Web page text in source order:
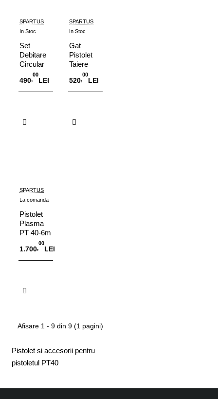
Pistolet si accesorii pentru
pistoletul PT40
SPARTUS
In Stoc
Set
Debitare
Circular
Pistolet
PT40
490,
00
LEI
SPARTUS
In Stoc
Gat
Pistolet
Taiere
Plasma
PT40
520,
00
LEI
SPARTUS
La comanda
Pistolet
Plasma
PT 40-6m
Conector
Central
1.700,
00
LEI
Afisare 1 - 9 din 9 (1 pagini)